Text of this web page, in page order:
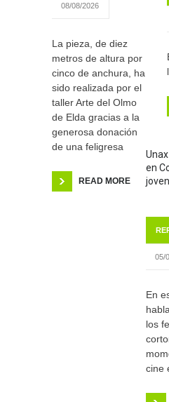
08/08/2026
La pieza, de diez
metros de altura por
cinco de anchura, ha
sido realizada por el
taller Arte del Olmo
de Elda gracias a la
generosa donación
de una feligresa
READ MORE
en
05/
En
los
cine